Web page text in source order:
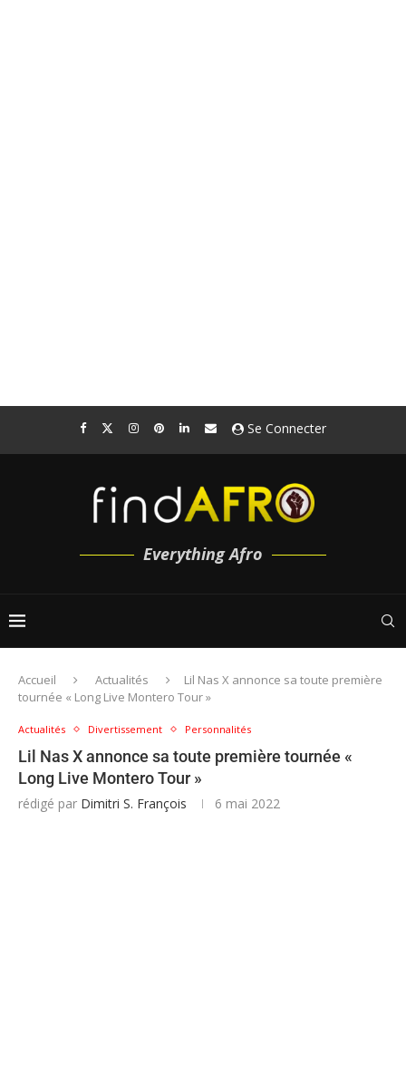
Se Connecter
Everything Afro
Accueil Actualités
Lil Nas X annonce sa toute première
tournée « Long Live Montero Tour »
Actualités Divertissement Personnalités
Lil Nas X annonce sa toute première tournée «
Long Live Montero Tour »
rédigé par Dimitri S. François 6 mai 2022